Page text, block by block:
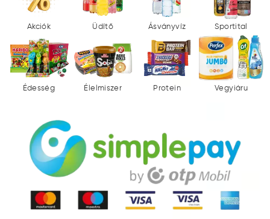
Akciók Üdítő Ásványvíz Sportital
Édesség Élelmiszer Protein Vegyiáru